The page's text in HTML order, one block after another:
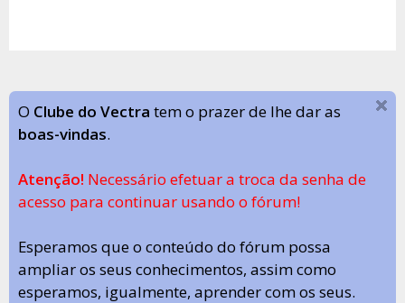
O Clube do Vectra tem o prazer de lhe dar as
boas-vindas.
Atenção! Necessário efetuar a troca da senha de
acesso para continuar usando o fórum!
Esperamos que o conteúdo do fórum possa
ampliar os seus conhecimentos, assim como
esperamos, igualmente, aprender com os seus.